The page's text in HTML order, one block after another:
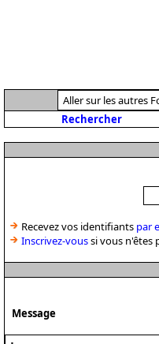
Rechercher
Recevez vos identifiants par
Inscrivez-voussi vous n'êtes
Message